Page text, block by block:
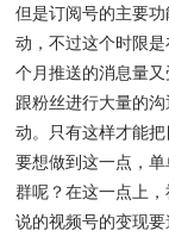
但是订阅号的主要
动，不过这个时限
个月推送的消息量
跟粉丝进行大量的
动。只有这样才能
要想做到这一点，
群呢？在这一点上
说的视频号的变现要